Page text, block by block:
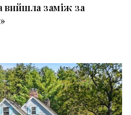
вийшла заміж за